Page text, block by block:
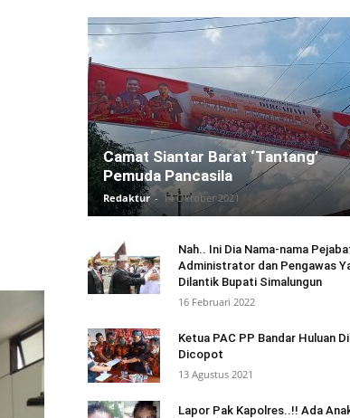
Camat Siantar Barat ‘Tantang’
Pemuda Pancasila
Redaktur - 14 Oktober 2021
Nah.. Ini Dia Nama-nama
Administrator dan Pengawas
Dilantik Bupati Simalungun
16 Februari 2022
Ketua PAC PP Bandar Huluan
Dicopot
13 Agustus 2021
Lapor Pak Kapolres..!! Ada